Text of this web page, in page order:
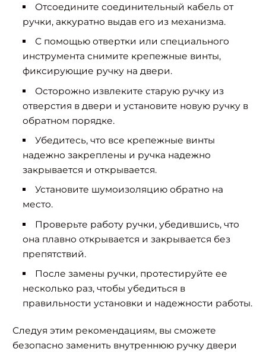
Отсоедините соединительный кабель от
ручки, аккуратно выдав его из механизма.
С помощью отвертки или специального
инструмента снимите крепежные винты,
фиксирующие ручку на двери.
Осторожно извлеките старую ручку из
отверстия в двери и установите новую ручку в
обратном порядке.
Убедитесь, что все крепежные винты
надежно закреплены и ручка надежно
закрывается и открывается.
Установите шумоизоляцию обратно на
место.
Проверьте работу ручки, убедившись, что
она плавно открывается и закрывается без
препятствий.
После замены ручки, протестируйте ее
несколько раз, чтобы убедиться в
правильности установки и надежности работы.
Следуя этим рекомендациям, вы сможете
безопасно заменить внутреннюю ручку двери